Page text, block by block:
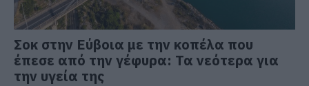
Σοκ στην Εύβοια με την κοπέλα που
έπεσε από την γέφυρα: Τα νεότερα για
την υγεία της